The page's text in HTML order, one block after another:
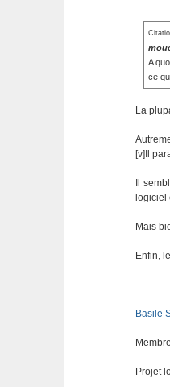
A
ce
La
[v]Il
Il
logiciel
Mais
Enfin,
----
Basile
Projet